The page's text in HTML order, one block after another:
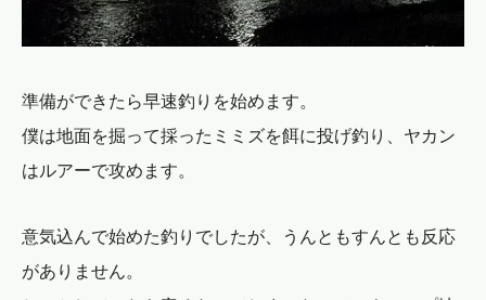
準備ができたら早速釣りを始めます。
僕は地面を掘って採ったミミズを餌に投げ釣り、ヤカン
はルアーで攻めます。
意気込んで始めた釣りでしたが、うんともすんとも反応
がありません。